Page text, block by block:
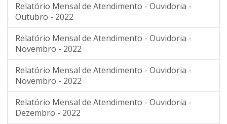
Relatório Mensal de Atendimento - Ouvidoria -
Outubro - 2022
Relatório Mensal de Atendimento - Ouvidoria -
Novembro - 2022
Relatório Mensal de Atendimento - Ouvidoria -
Novembro - 2022
Relatório Mensal de Atendimento - Ouvidoria -
Dezembro - 2022